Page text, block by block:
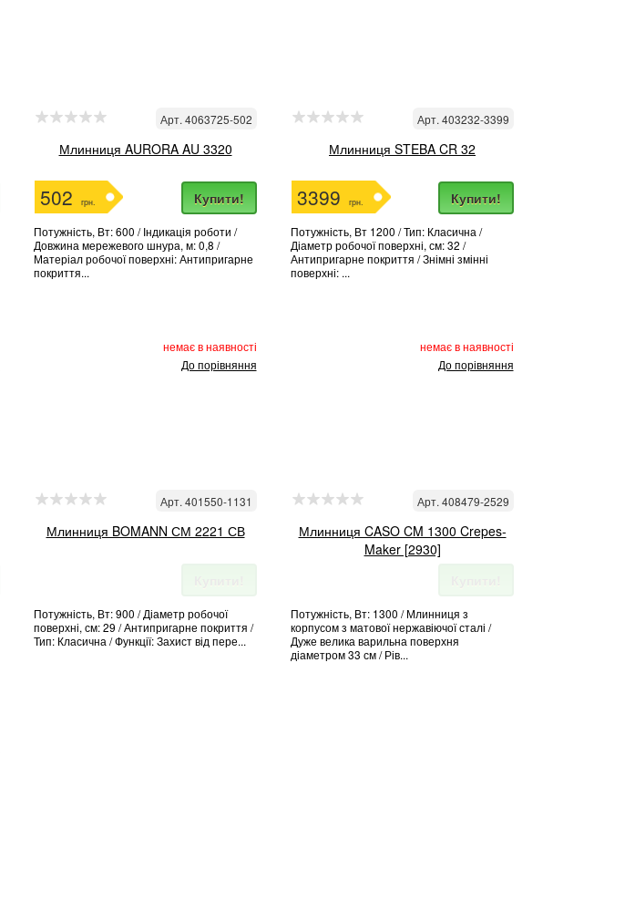
Арт. 4063725-502
Млинниця AURORA AU 3320
502 грн. Купити!
Потужність, Вт: 600 / Індикація роботи /
Довжина мережевого шнура, м: 0,8 /
Матеріал робочої поверхні: Антипригарне
покриття...
Арт. 403232-3399
Млинниця STEBA CR 32
3399 грн. Купити!
Потужність, Вт 1200 / Тип: Класична /
Діаметр робочої поверхні, см: 32 /
Антипригарне покриття / Знімні змінні
поверхні: ...
немає в наявності
До порівняння
Арт. 401550-1131
Млинниця BOMANN СМ 2221 СВ
Потужність, Вт: 900 / Діаметр робочої
поверхні, см: 29 / Антипригарне покриття /
Тип: Класична / Функції: Захист від пере...
немає в наявності
До порівняння
Арт. 408479-2529
Млинниця CASO CM 1300 Crepes-
Maker [2930]
Потужність, Вт: 1300 / Млинниця з
корпусом з матової нержавіючої сталі /
Дуже велика варильна поверхня
діаметром 33 см / Рів...